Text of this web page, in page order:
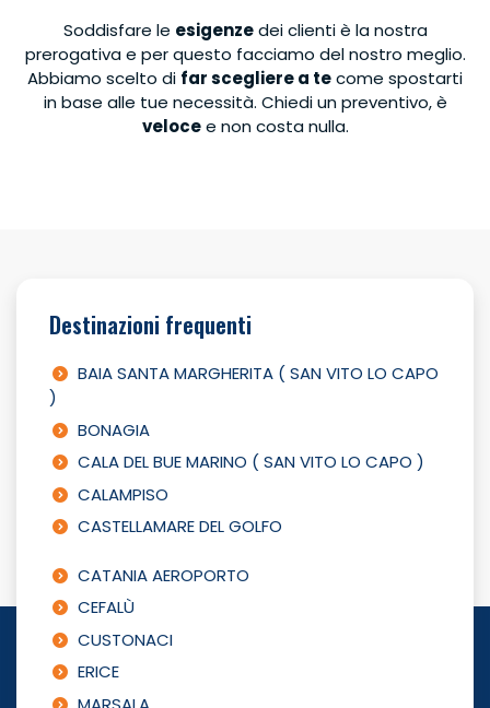
Soddisfare le esigenzedei clienti è la nostra
prerogativa e per questo facciamo del nostro meglio.
Abbiamo scelto di far scegliere a tecome spostarti
in base alle tue necessità. Chiedi un preventivo, è
velocee non costa nulla.
Destinazioni frequenti
BAIA SANTA MARGHERITA ( SAN VITO LO CAPO
)
BONAGIA
CALA DEL BUE MARINO ( SAN VITO LO CAPO )
CALAMPISO
CASTELLAMARE DEL GOLFO
CATANIA AEROPORTO
CEFALÙ
CUSTONACI
ERICE